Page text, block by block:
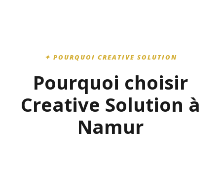
✦ POURQUOI CREATIVE SOLUTION
Pourquoi choisir
Creative Solution à
Namur